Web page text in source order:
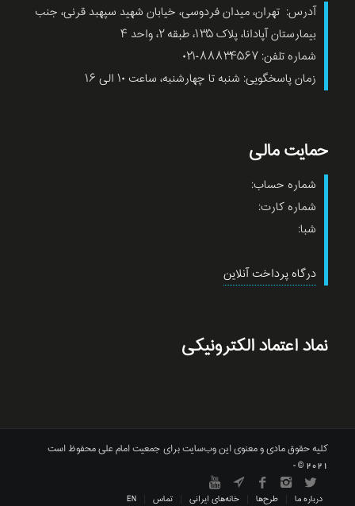
آدرس: تهران، میدان فردوسی، خیابان شهید سپهبد قرنی، جنب
بیمارستان آپادانا، پلاک ۱۳۵، طبقه ۲، واحد ۴
شماره تلفن: ۸۸۸۳۴۵۶۷-۰۲۱
زمان پاسخگویی: شنبه تا چهارشنبه، ساعت ۱۰ الی ۱۶
حمایت مالی
شماره حساب:
شماره کارت:
شبا:
درگاه پرداخت آنلاین
نماد اعتماد الکترونیکی
کلیه حقوق مادی و معنوی این وب‌سایت برای جمعیت امام علی محفوظ است
2021 © -
درباره ما طرح‌ها خانه‌های ایرانی تماس EN